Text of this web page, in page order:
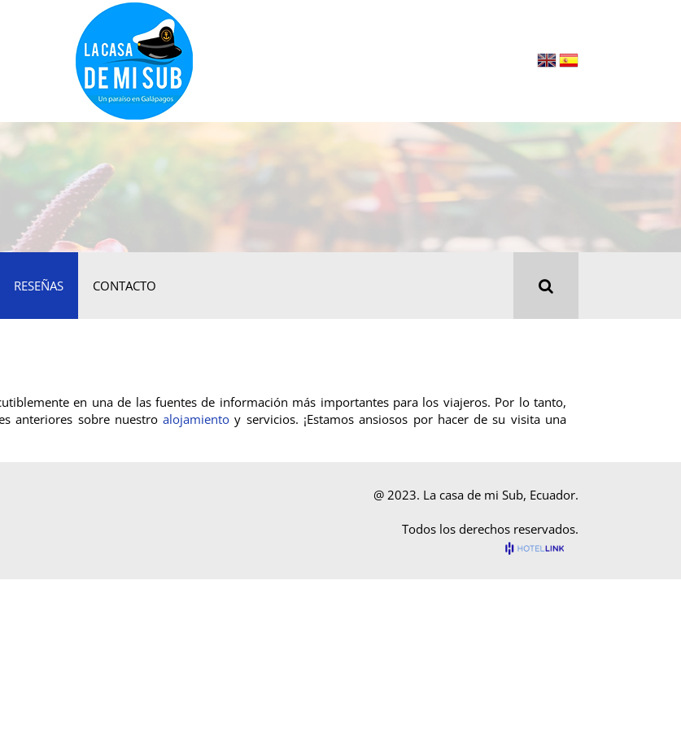
RESEÑAS CONTACTO
en una de las fuentes de información más importantes para los viajeros. Por lo tanto,
anteriores sobre nuestroalojamiento y servicios. ¡Estamos ansiosos por hacer de su visita una
@ 2023. La casa de mi Sub, Ecuador.
Todos los derechos reservados.